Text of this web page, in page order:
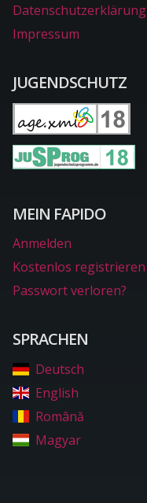
Datenschutzerklärung
Impressum
JUGENDSCHUTZ
MEIN FAPIDO
Anmelden
Kostenlos registrieren
Passwort verloren?
SPRACHEN
Deutsch
English
Română
Magyar